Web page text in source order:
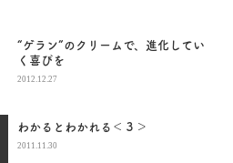
“ゲラン”のクリームで、進化してい
く喜びを
2012.12.27
わかるとわかれる＜３＞
2011.11.30